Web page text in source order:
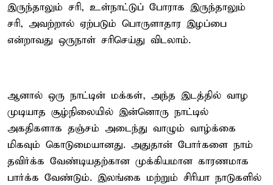
இருந்தாலும் சரி, உள்நாட்டுப் போராக இருந்தாலும்
சரி, அவற்றால் ஏற்படும் பொருளாதார இழப்பை
என்றாவது ஒருநாள் சரிசெய்து விடலாம்.
ஆனால் ஒரு நாட்டின் மக்கள், அந்த இடத்தில் வாழ
முடியாத சூழ்நிலையில் இன்னொரு நாட்டில்
அகதிகளாக தஞ்சம் அடைந்து வாழும் வாழ்க்கை
மிகவும் கொடுமையானது. அதுதான் போர்களை நாம்
தவிர்க்க வேண்டியதற்கான முக்கியமான காரணமாக
பார்க்க வேண்டும். இலங்கை மற்றும் சிரியா நாடுகளில்